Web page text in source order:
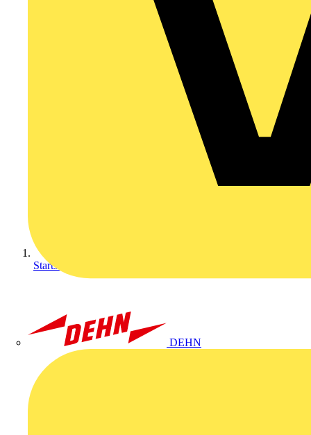
DEHN
Startseite